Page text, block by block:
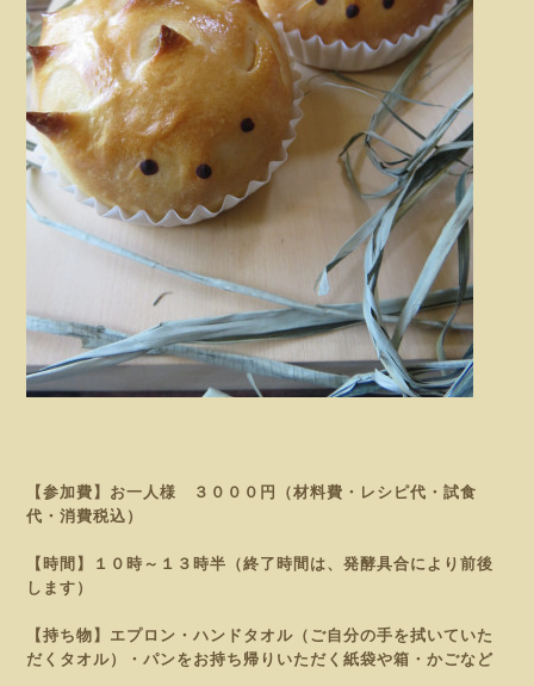
【参加費】お一人様 ３０００円（材料費・レシピ代・試食
代・消費税込）
【時間】１０時～１３時半（終了時間は、発酵具合により前後
します）
【持ち物】エプロン・ハンドタオル（ご自分の手を拭いていた
だくタオル）・パンをお持ち帰りいただく紙袋や箱・かごなど